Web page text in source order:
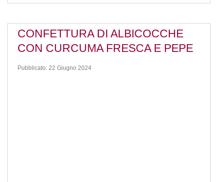
CONFETTURA DI ALBICOCCHE
CON CURCUMA FRESCA E PEPE
Pubblicato: 22 Giugno 2024